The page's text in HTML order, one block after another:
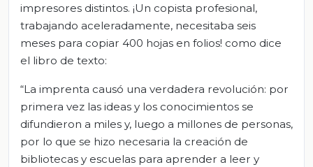
impresores distintos. ¡Un copista profesional,
trabajando aceleradamente, necesitaba seis
meses para copiar 400 hojas en folios! como dice
el libro de texto:
“La imprenta causó una verdadera revolución: por
primera vez las ideas y los conocimientos se
difundieron a miles y, luego a millones de personas,
por lo que se hizo necesaria la creación de
bibliotecas y escuelas para aprender a leer y